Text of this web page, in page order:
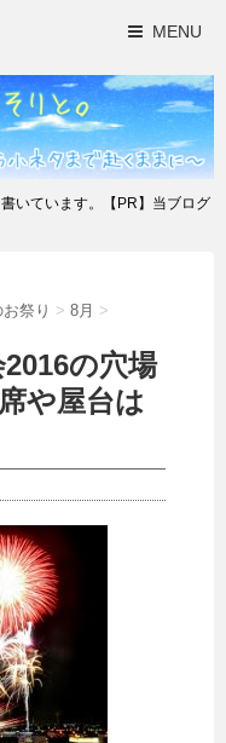
MENU
いています。【PR】当ブログ
祭り > 8月 >
の穴場
や屋台は